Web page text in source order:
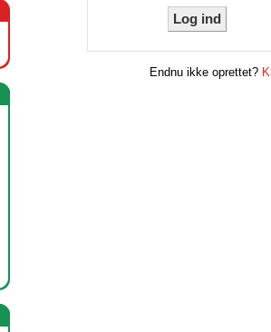
Log ind
Endnu ikke oprettet?